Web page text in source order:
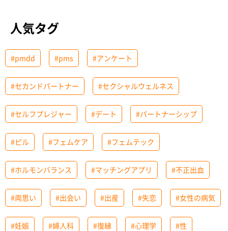
人気タグ
#pmdd #pms #アンケート
#セカンドパートナー #セクシャルウェルネス
#セルフプレジャー #デート #パートナーシップ
#ピル #フェムケア #フェムテック
#ホルモンバランス #マッチングアプリ #不正出血
#両思い #出会い #出産 #失恋 #女性の病気
#妊娠 #婦人科 #復縁 #心理学 #性